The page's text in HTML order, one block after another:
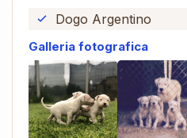
Dogo Argentino
Galleria fotografica